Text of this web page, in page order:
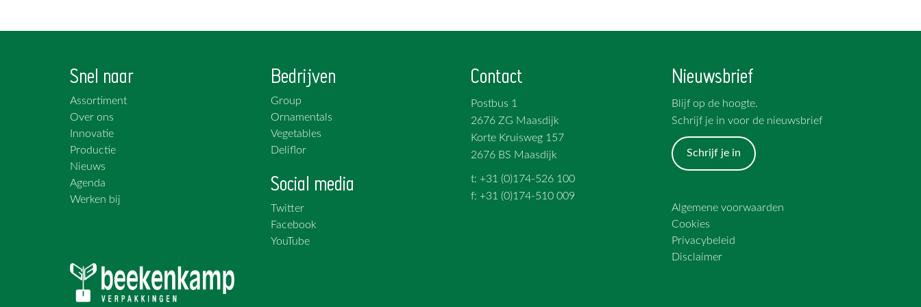
Snel naar
Assortiment
Over ons
Innovatie
Productie
Nieuws
Agenda
Werken bij
Bedrijven
Group
Ornamentals
Vegetables
Deliflor
Social media
Twitter
Facebook
YouTube
Contact
Postbus 1
2676 ZG Maasdijk
Korte Kruisweg 157
2676 BS Maasdijk
t: +31 (0)174-526 100
f: +31 (0)174-510 009
Nieuwsbrief
Blijf op de hoogte.
Schrijf je in voor de nieuwsbrief
Schrijf je in
Algemene voorwaarden
Cookies
Privacybeleid
Disclaimer